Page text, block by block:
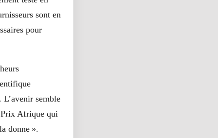
sont en
pour
semble
Prix Afrique qui
donne ».